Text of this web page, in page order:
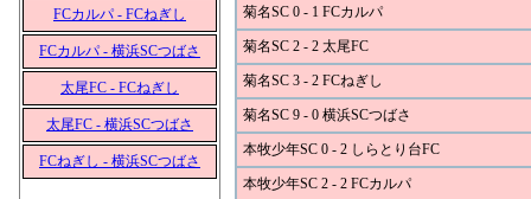
FCカルパ - FCねぎし
FCカルパ - 横浜SCつばさ
太尾FC - FCねぎし
太尾FC - 横浜SCつばさ
FCねぎし - 横浜SCつばさ
菊名SC 0 - 1 FCカルパ
菊名SC 2 - 2 太尾FC
菊名SC 3 - 2 FCねぎし
菊名SC 9 - 0 横浜SCつばさ
本牧少年SC 0 - 2 しらとり台FC
本牧少年SC 2 - 2 FCカルパ